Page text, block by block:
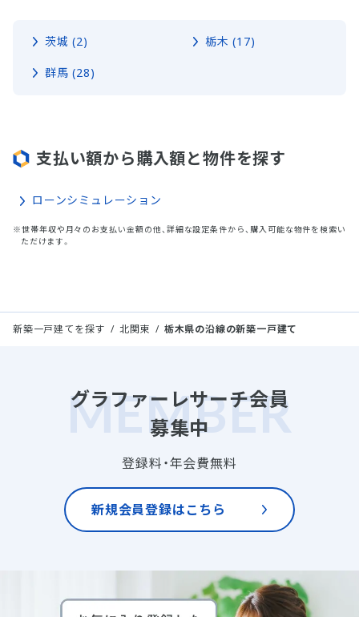
茨城 (2) 栃木 (17)
群馬 (28)
支払い額から購入額と物件を探す
ローンシミュレーション
※世帯年収や月々のお支払い金額の他、詳細な設定条件から、購入可能な物件を検索い
ただけます。
新築一戸建てを探す 北関東 栃木県の沿線の新築一戸建て
グラファーレサーチ会員
募集中
登録料・年会費無料
新規会員登録はこちら